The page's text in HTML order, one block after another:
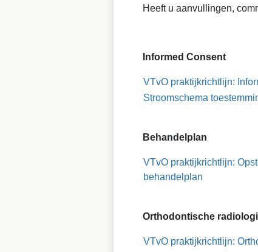
Heeft u aanvullingen,
Informed Consent
VTvO praktijkrichtlijn:
Stroomschema
Behandelplan
VTvO praktijkrichtlijn:
behandelplan
Orthodontische
VTvO praktijkrichtlijn: